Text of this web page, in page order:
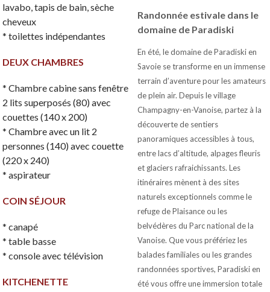
lavabo, tapis de bain, sèche
cheveux
* toilettes indépendantes
DEUX CHAMBRES
* Chambre cabine sans fenêtre
2 lits superposés (80) avec
couettes (140 x 200)
* Chambre avec un lit 2
personnes (140) avec couette
(220 x 240)
* aspirateur
COIN SÉJOUR
* canapé
* table basse
* console avec télévision
KITCHENETTE
Randonnée estivale dans le
domaine de Paradiski
En été, le domaine de Paradiski en
Savoie se transforme en un immense
terrain d’aventure pour les amateurs
de plein air. Depuis le village
Champagny-en-Vanoise, partez à la
découverte de sentiers
panoramiques accessibles à tous,
entre lacs d’altitude, alpages fleuris
et glaciers rafraichissants. Les
itinéraires mènent à des sites
naturels exceptionnels comme le
refuge de Plaisance ou les
belvédères du Parc national de la
Vanoise. Que vous préfériez les
balades familiales ou les grandes
randonnées sportives, Paradiski en
été vous offre une immersion totale